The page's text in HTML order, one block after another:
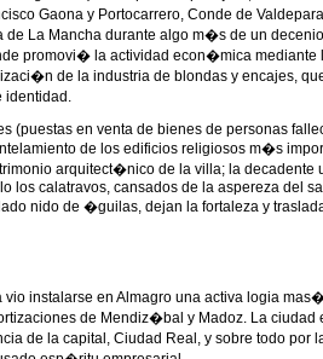
Gaona y Portocarrero, Conde de
de La Mancha durante algo m�s de un
promovi� la actividad econ�mica
de la industria de blondas y encajes,
identidad.
(puestas en venta de bienes de personas
de los edificios religiosos m�s
arquitect�nico de la villa; la
los calatravos, cansados de la aspereza del
nido de �guilas, dejan la fortaleza y
vio instalarse en Almagro una activa logia
de Mendiz�bal y Madoz. La
de la capital, Ciudad Real, y sobre todo